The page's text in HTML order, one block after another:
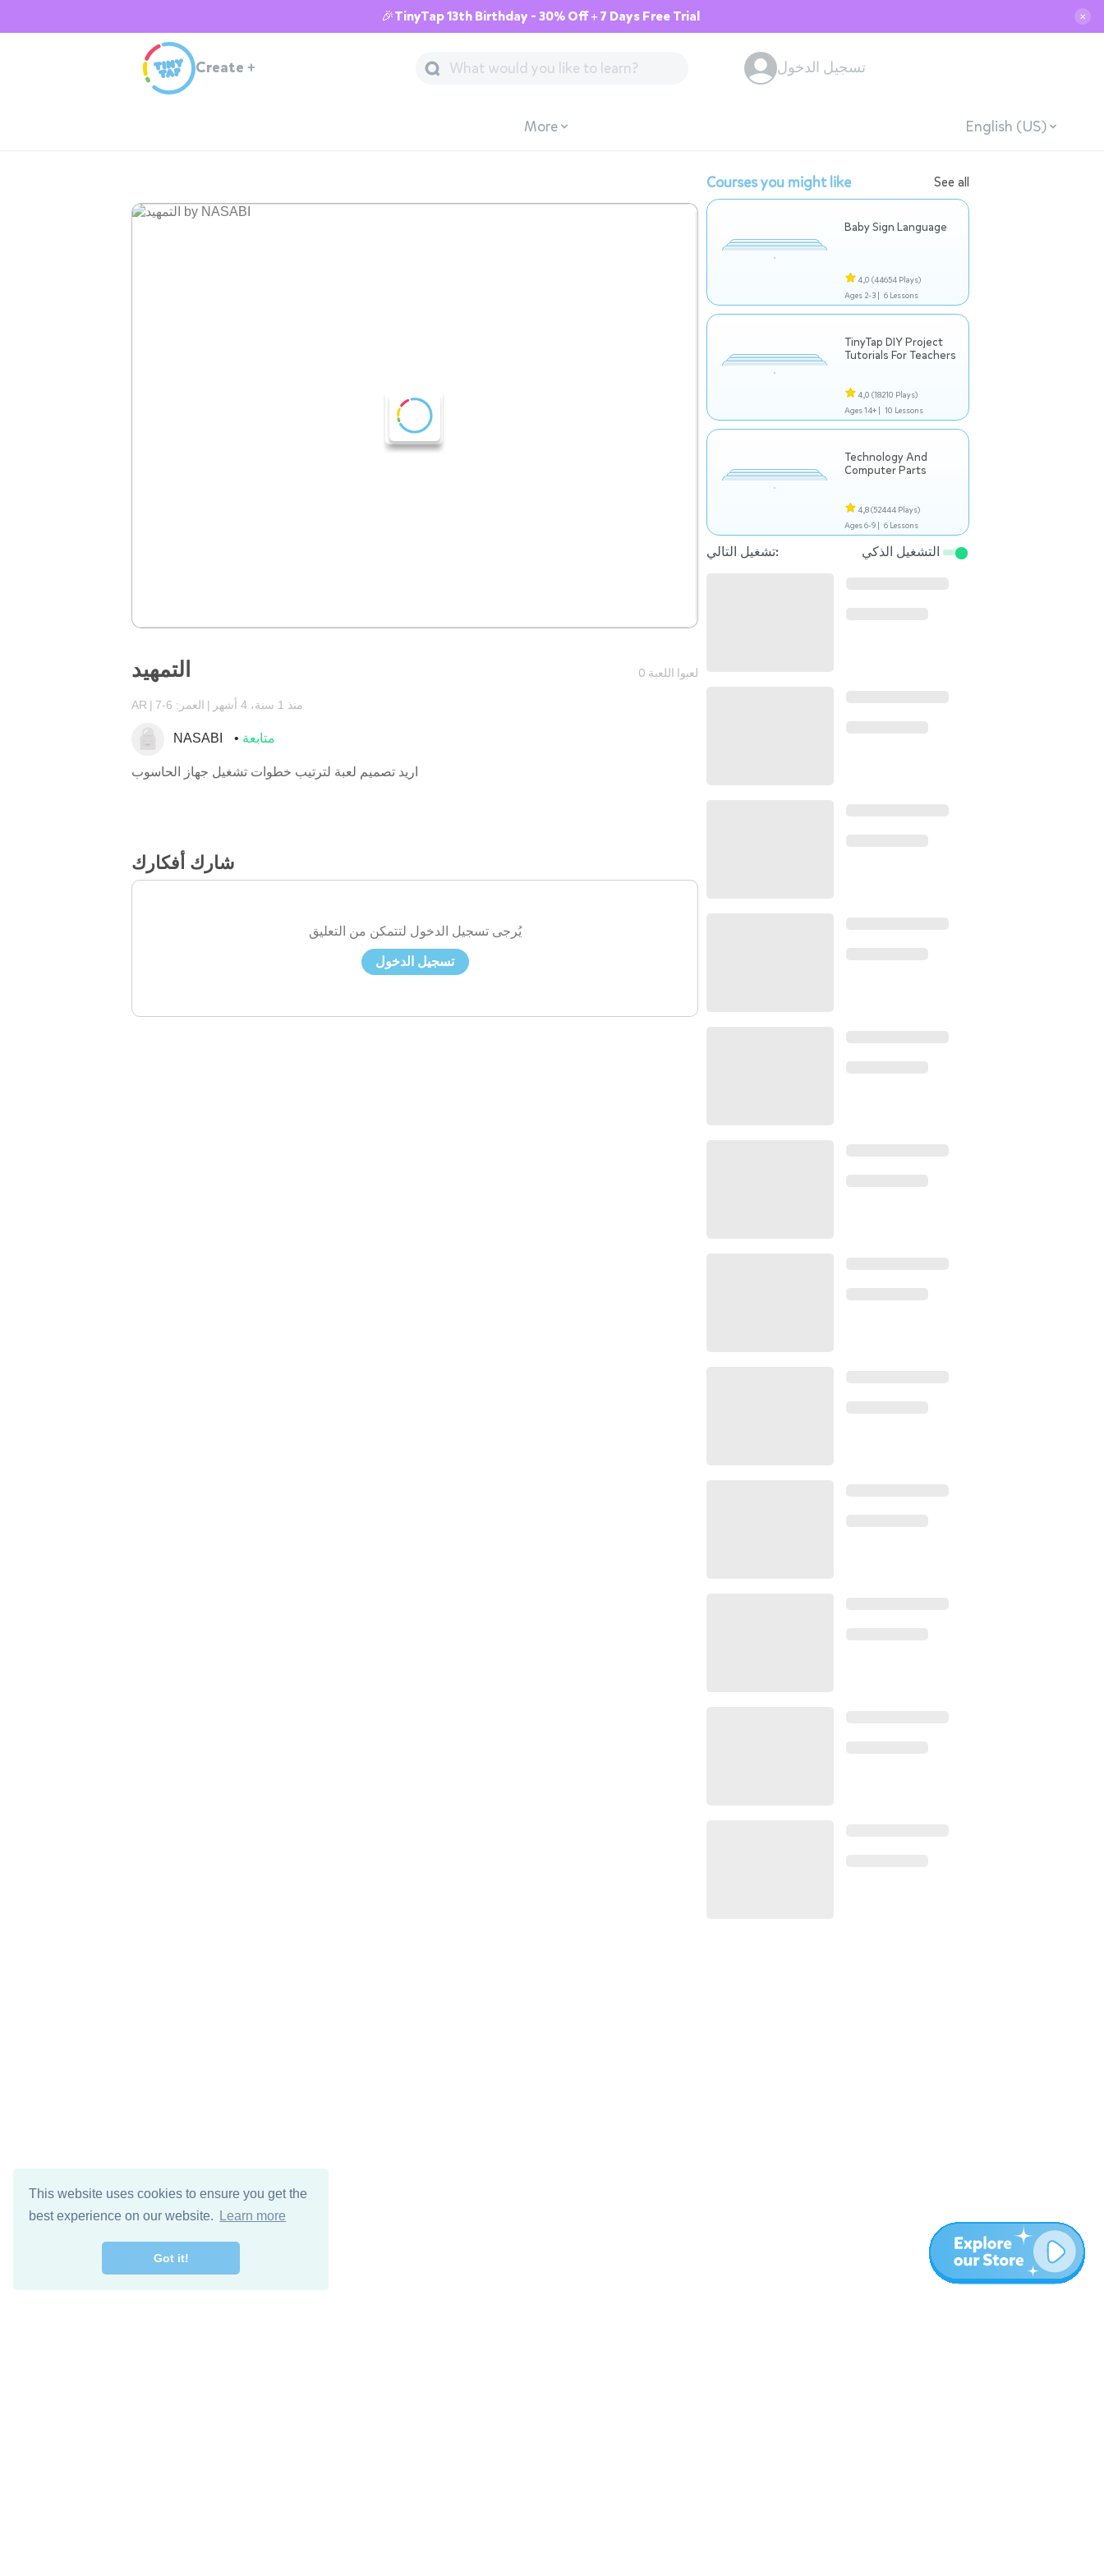
This website uses cookies to ensure you get the
best experience on our website.
Learn more
Got it!
🎉TinyTap 13th Birthday - 30% Off + 7 Days Free Trial ✕
Create + تسجيل الدخول
More English (US)
التمهيد 0 لعبوا اللعبة
AR العمر: 6-7 منذ 1 سنة، 4 أشهر
NASABI متابعة
اريد تصميم لعبة لترتيب خطوات تشغيل جهاز الحاسوب
شارك أفكارك
يُرجى تسجيل الدخول لتتمكن من التعليق
تسجيل الدخول
Courses you might like See all
Baby Sign Language
4,0 (44654 Plays)
Ages 2-3 | 6 Lessons
TinyTap DIY Project
Tutorials For Teachers
4,0 (18210 Plays)
Ages 14+ | 10 Lessons
Technology And
Computer Parts
4,8(52444 Plays)
Ages 6-9 | 6 Lessons
تشغيل التالي: